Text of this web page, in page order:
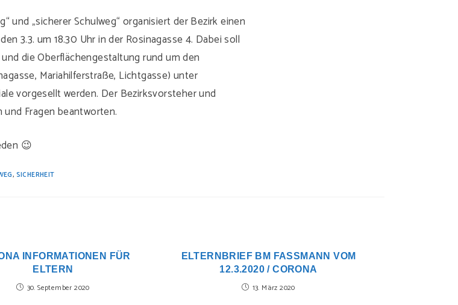
und „sicherer Schulweg“ organisiert der Bezirk einen
3.3. um 18.30 Uhr in der Rosinagasse 4. Dabei soll
die Oberflächengestaltung rund um den
Mariahilferstraße, Lichtgasse) unter
vorgesellt werden. Der Bezirksvorsteher und
Fragen beantworten.
😉
, SICHERHEIT
INFORMATIONEN FÜR
ELTERN
30. September 2020
ELTERNBRIEF BM FASSMANN VOM 1
2.3.2020 / CORONA
13. März 2020